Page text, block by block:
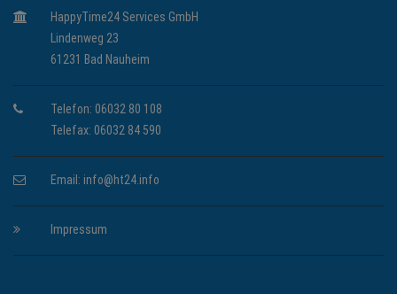
HappyTime24 Services GmbH
Lindenweg 23
61231 Bad Nauheim
Telefon: 06032 80 108
Telefax: 06032 84 590
Email: info@ht24.info
Impressum